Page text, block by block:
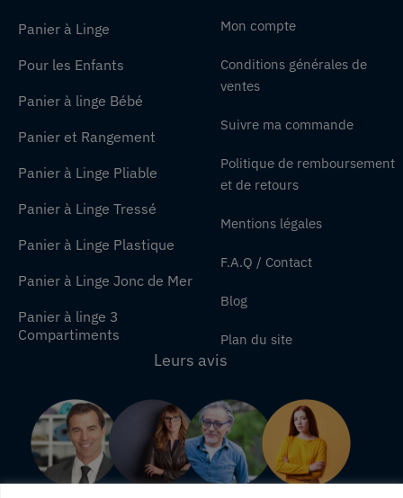
Panier à Linge
Pour les Enfants
Panier à linge Bébé
Panier et Rangement
Panier à Linge Pliable
Panier à Linge Tressé
Panier à Linge Plastique
Panier à Linge Jonc de Mer
Panier à linge 3
Compartiments
Mon compte
Conditions générales de
ventes
Suivre ma commande
Politique de remboursement
et de retours
Mentions légales
F.A.Q / Contact
Blog
Plan du site
Leurs avis